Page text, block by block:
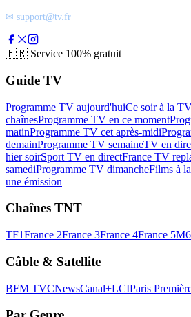
✉ support@tv.fr
🇫🇷 Service 100% gratuit
Guide TV
Programme TV aujourd'huiCe soir à la
chaînesProgramme TV en ce moment
matinProgramme TV cet après-midi
demainProgramme TV semaineTV en
hier soirSport TV en directFrance TV
samediProgramme TV dimancheFilms à
une émission
Chaînes TNT
TF1France 2France 3France 4France 5M6
Câble & Satellite
BFM TVCNewsCanal+LCIParis